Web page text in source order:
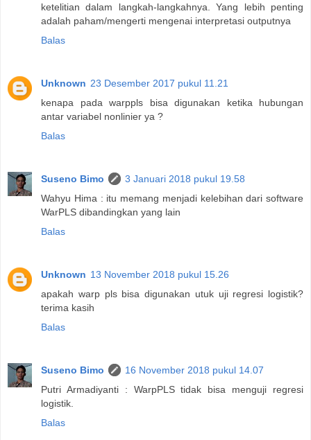
ketelitian dalam langkah-langkahnya. Yang lebih penting
adalah paham/mengerti mengenai interpretasi outputnya
Balas
Unknown 23 Desember 2017 pukul 11.21
kenapa pada warppls bisa digunakan ketika hubungan
antar variabel nonlinier ya ?
Balas
Suseno Bimo
3 Januari 2018 pukul 19.58
Wahyu Hima : itu memang menjadi kelebihan dari software
WarPLS dibandingkan yang lain
Balas
Unknown 13 November 2018 pukul 15.26
apakah warp pls bisa digunakan utuk uji regresi logistik?
terima kasih
Balas
Suseno Bimo
16 November 2018 pukul 14.07
Putri Armadiyanti : WarpPLS tidak bisa menguji regresi
logistik.
Balas